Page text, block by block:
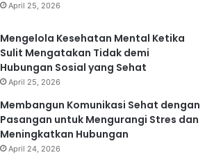
April 25, 2026
Mengelola Kesehatan Mental Ketika
Sulit Mengatakan Tidak demi
Hubungan Sosial yang Sehat
April 25, 2026
Membangun Komunikasi Sehat dengan
Pasangan untuk Mengurangi Stres dan
Meningkatkan Hubungan
April 24, 2026